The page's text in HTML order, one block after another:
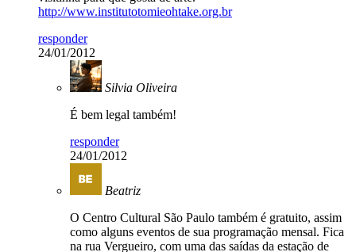
http://www.institutotomieohtake.org.br
responder
24/01/2012
Silvia Oliveira
É bem legal também!
responder
24/01/2012
Beatriz
O Centro Cultural São Paulo também é gratuito, assim
como alguns eventos de sua programação mensal. Fica
na rua Vergueiro, com uma das saídas da estação de